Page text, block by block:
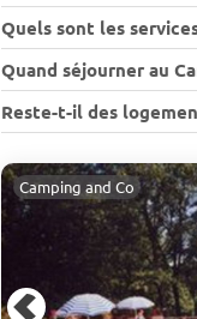
Quels sont les
Quand séjourner au
Reste-t-il des
Camping and Co